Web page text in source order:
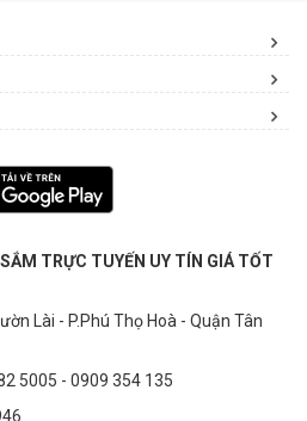
TRỰC TUYẾN UY TÍN GIÁ TỐT
Lài - P.Phú Thọ Hoà - Quận Tân
5005 - 0909 354 135